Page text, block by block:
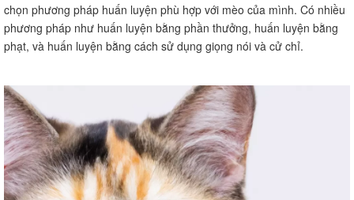
chọn phương pháp huấn luyện phù hợp với mèo của mình. Có nhiều
phương pháp như huấn luyện bằng phần thưởng, huấn luyện bằng
phạt, và huấn luyện bằng cách sử dụng giọng nói và cử chỉ.